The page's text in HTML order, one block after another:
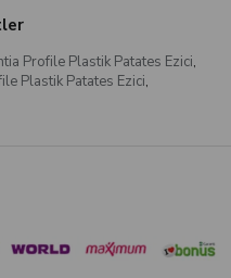
Profile Plastik Patates Ezici,
Plastik Patates Ezici,